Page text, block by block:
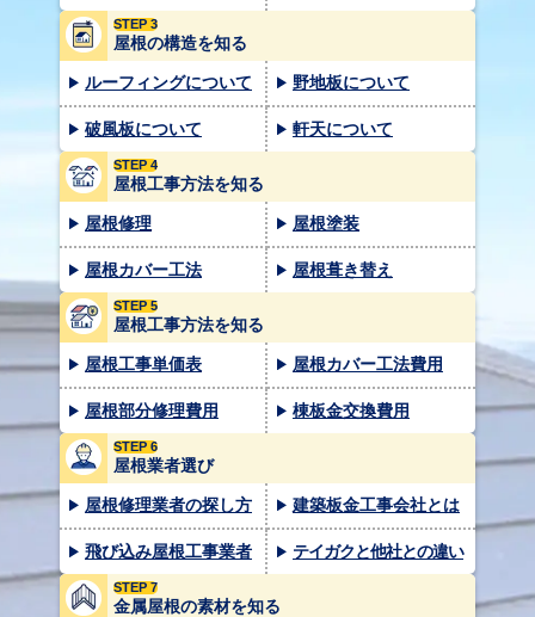
STEP 3
屋根の構造を知る
ルーフィングについて 野地板について
破風板について 軒天について
STEP 4
屋根工事方法を知る
屋根修理 屋根塗装
屋根カバー工法 屋根葺き替え
STEP 5
屋根工事方法を知る
屋根工事単価表 屋根カバー工法費用
屋根部分修理費用 棟板金交換費用
STEP 6
屋根業者選び
屋根修理業者の探し方 建築板金工事会社とは
飛び込み屋根工事業者 テイガクと他社との違い
STEP 7
金属屋根の素材を知る